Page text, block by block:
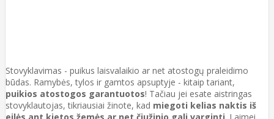
Stovyklavimas - puikus laisvalaikio ar net atostogų praleidimo
būdas. Ramybės, tylos ir gamtos apsuptyje - kitaip tariant,
puikios atostogos garantuotos! Tačiau jei esate aistringas
stovyklautojas, tikriausiai žinote, kad miegoti kelias naktis iš